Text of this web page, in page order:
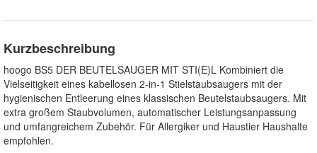
Kurzbeschreibung
hoogo BS5 DER BEUTELSAUGER MIT STI(E)L Kombiniert die
Vielseitigkeit eines kabellosen 2-in-1 Stielstaubsaugers mit der
hygienischen Entleerung eines klassischen Beutelstaubsaugers. Mit
extra großem Staubvolumen, automatischer Leistungsanpassung
und umfangreichem Zubehör. Für Allergiker und Haustier Haushalte
empfohlen.